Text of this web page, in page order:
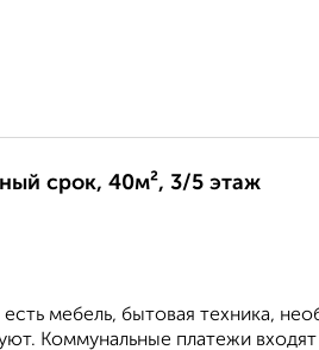
срок, 40м², 3/5 этаж
мебель, бытовая техника,
Коммунальные платежи